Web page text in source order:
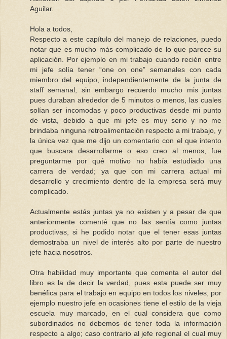
Aguilar.
Hola a todos,
Respecto a este capítulo del manejo de relaciones, puedo
notar que es mucho más complicado de lo que parece su
aplicación. Por ejemplo en mi trabajo cuando recién entre
mi jefe solía tener “one on one” semanales con cada
miembro del equipo, independientemente de la junta de
staff semanal, sin embargo recuerdo mucho mis juntas
pues duraban alrededor de 5 minutos o menos, las cuales
solían ser incomodas y poco productivas desde mi punto
de vista, debido a que mi jefe es muy serio y no me
brindaba ninguna retroalimentación respecto a mi trabajo, y
la única vez que me dijo un comentario con el que intento
que buscara desarrollarme o eso creo al menos, fue
preguntarme por qué motivo no había estudiado una
carrera de verdad; ya que con mi carrera actual mi
desarrollo y crecimiento dentro de la empresa será muy
complicado.
Actualmente estás juntas ya no existen y a pesar de que
anteriormente comenté que no las sentía como juntas
productivas, si he podido notar que el tener esas juntas
demostraba un nivel de interés alto por parte de nuestro
jefe hacia nosotros.
Otra habilidad muy importante que comenta el autor del
libro es la de decir la verdad, pues esta puede ser muy
benéfica para el trabajo en equipo en todos los niveles, por
ejemplo nuestro jefe en ocasiones tiene el estilo de la vieja
escuela muy marcado, en el cual considera que como
subordinados no debemos de tener toda la información
respecto a algo; caso contrario al jefe regional el cual muy